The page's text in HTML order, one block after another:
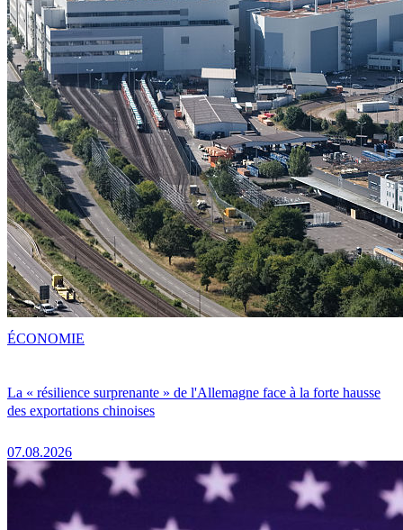
La « résilience surprenante » de l'Allemagne face à la forte hausse
des exportations chinoises
07.08.2026
ÉCONOMIE